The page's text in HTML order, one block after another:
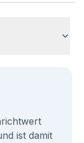
ist damit